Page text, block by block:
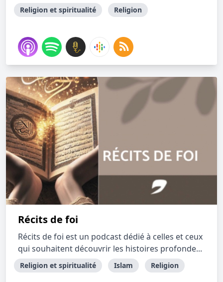
Religion et spiritualité Religion
Récits de foi
Récits de foi est un podcast dédié à celles et ceux
qui souhaitent découvrir les histoires profonde...
Religion et spiritualité Islam Religion